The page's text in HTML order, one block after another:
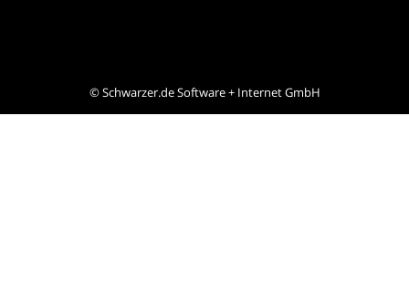
©Schwarzer.de Software + Internet GmbH